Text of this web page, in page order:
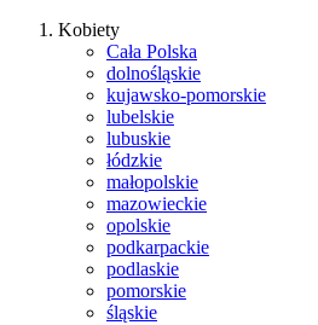
Kobiety
Cała Polska
dolnośląskie
kujawsko-pomorskie
lubelskie
lubuskie
łódzkie
małopolskie
mazowieckie
opolskie
podkarpackie
podlaskie
pomorskie
śląskie